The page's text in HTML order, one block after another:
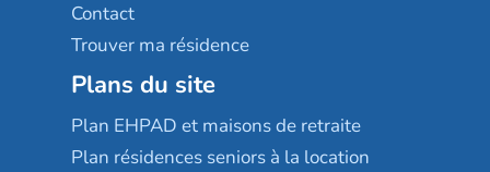
Contact
Trouver ma résidence
Plans du site
Plan EHPAD et maisons de retraite
Plan résidences seniors à la location